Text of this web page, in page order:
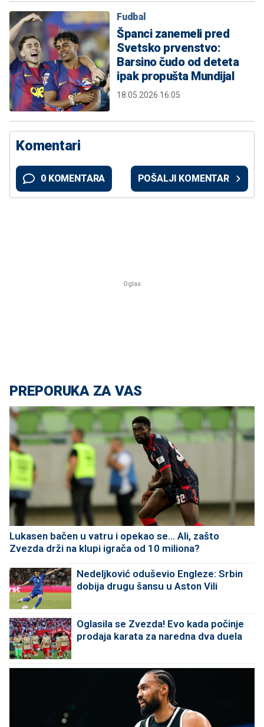
Fudbal
Španci zanemeli pred
Svetsko prvenstvo:
Barsino čudo od deteta
ipak propušta Mundijal
18.05.2026 16:05
Komentari
0 KOMENTARA POŠALJI KOMENTAR
PREPORUKA ZA VAS
Lukasen bačen u vatru i opekao se... Ali, zašto
Zvezda drži na klupi igrača od 10 miliona?
Nedeljković oduševio Engleze: Srbin
dobija drugu šansu u Aston Vili
Oglasila se Zvezda! Evo kada počinje
prodaja karata za naredna dva duela